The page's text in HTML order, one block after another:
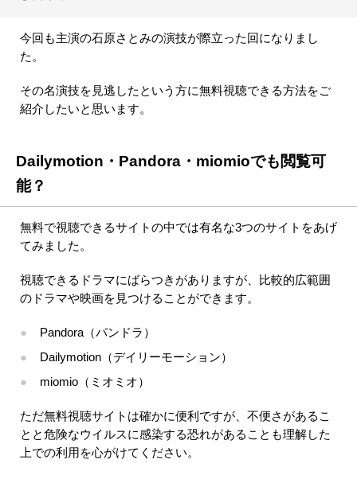
今回も主演の石原さとみの演技が際立った回になりまし
た。
その名演技を見逃したという方に無料視聴できる方法をご
紹介したいと思います。
Dailymotion・Pandora・miomioでも閲覧可
能？
無料で視聴できるサイトの中では有名な3つのサイトをあげ
てみました。
視聴できるドラマにばらつきがありますが、比較的広範囲
のドラマや映画を見つけることができます。
Pandora（パンドラ）
Dailymotion（デイリーモーション）
miomio（ミオミオ）
ただ無料視聴サイトは確かに便利ですが、不便さがあるこ
とと危険なウイルスに感染する恐れがあることも理解した
上での利用を心がけてください。